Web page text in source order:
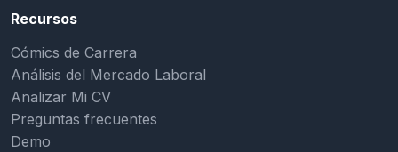
Recursos
Cómics de Carrera
Análisis del Mercado Laboral
Analizar Mi CV
Preguntas frecuentes
Demo